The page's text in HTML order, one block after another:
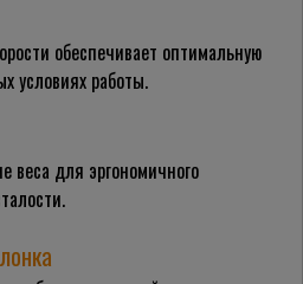
обеспечивает оптимальную
условиях работы.
веса для эргономичного